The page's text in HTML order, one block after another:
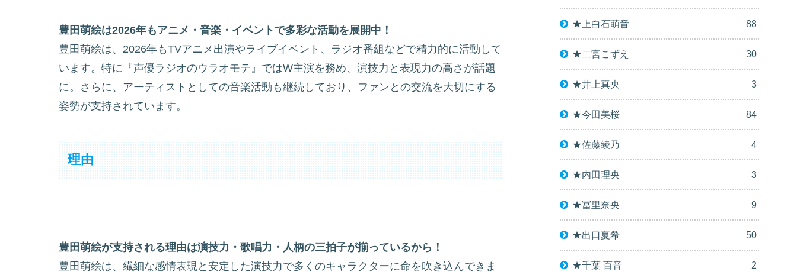
豊田萌絵は2026年もアニメ・音楽・イベントで多彩な活動を展開中！
豊田萌絵は、2026年もTVアニメ出演やライブイベント、ラジオ番組などで精力的に活動して
います。特に『声優ラジオのウラオモテ』ではW主演を務め、演技力と表現力の高さが話題
に。さらに、アーティストとしての音楽活動も継続しており、ファンとの交流を大切にする
姿勢が支持されています。
理由
豊田萌絵が支持される理由は演技力・歌唱力・人柄の三拍子が揃っているから！
豊田萌絵は、繊細な感情表現と安定した演技力で多くのキャラクターに命を吹き込んできま
★上白石萌音 88
★二宮こずえ 30
★井上真央 3
★今田美桜 84
★佐藤綾乃 4
★内田理央 3
★冨里奈央 9
★出口夏希 50
★千葉 百音 2